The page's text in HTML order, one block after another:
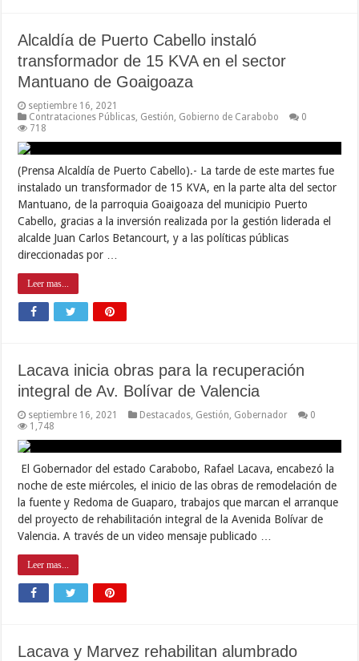
Alcaldía de Puerto Cabello instaló
transformador de 15 KVA en el sector
Mantuano de Goaigoaza
septiembre 16, 2021
Contrataciones Públicas Gestión Gobierno de Carabobo
0
718
(Prensa Alcaldía de Puerto Cabello).- La tarde de este martes fue
instalado un transformador de 15 KVA, en la parte alta del sector
Mantuano, de la parroquia Goaigoaza del municipio Puerto
Cabello, gracias a la inversión realizada por la gestión liderada el
alcalde Juan Carlos Betancourt, y a las políticas públicas
direccionadas por …
Leer mas...
Lacava inicia obras para la recuperación
integral de Av. Bolívar de Valencia
septiembre 16, 2021 Destacados Gestión Gobernador
0
1,748
El Gobernador del estado Carabobo, Rafael Lacava, encabezó la
noche de este miércoles, el inicio de las obras de remodelación de
la fuente y Redoma de Guaparo, trabajos que marcan el arranque
del proyecto de rehabilitación integral de la Avenida Bolívar de
Valencia. A través de un video mensaje publicado …
Leer mas...
Lacava y Marvez rehabilitan alumbrado